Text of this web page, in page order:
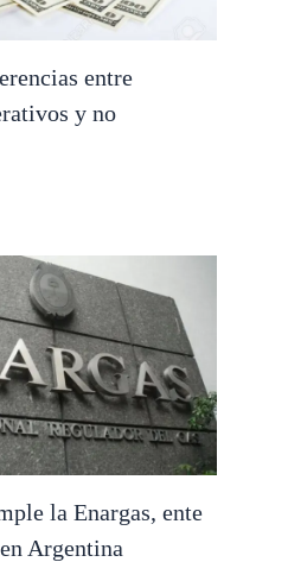
entre
y no
la Enargas, ente
Argentina